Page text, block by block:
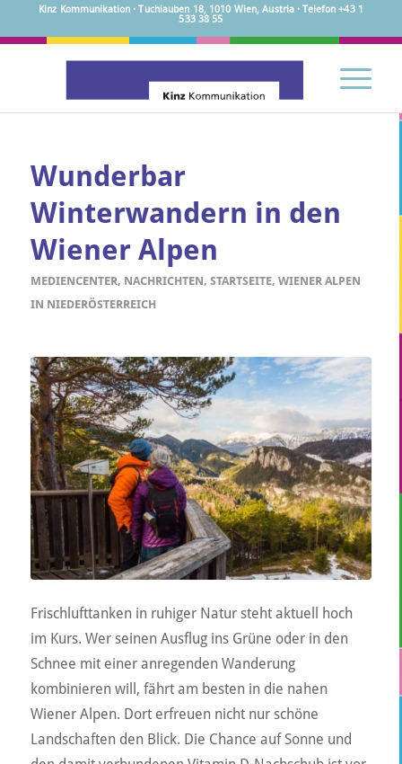
Kinz Kommunikation · Tuchlauben 18, 1010 Wien, Austria · Telefon +43 1
533 38 55
Wunderbar
Winterwandern in den
Wiener Alpen
MEDIENCENTER, NACHRICHTEN, STARTSEITE, WIENER ALPEN
IN NIEDERÖSTERREICH
Frischlufttanken in ruhiger Natur steht aktuell hoch
im Kurs. Wer seinen Ausflug ins Grüne oder in den
Schnee mit einer anregenden Wanderung
kombinieren will, fährt am besten in die nahen
Wiener Alpen. Dort erfreuen nicht nur schöne
Landschaften den Blick. Die Chance auf Sonne und